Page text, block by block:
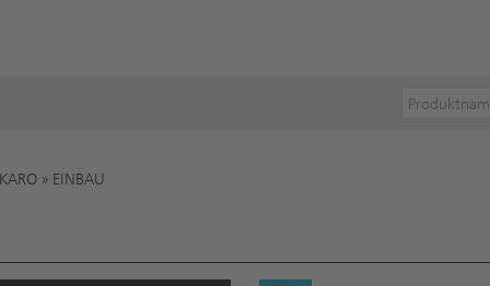
KARO » EINBAU